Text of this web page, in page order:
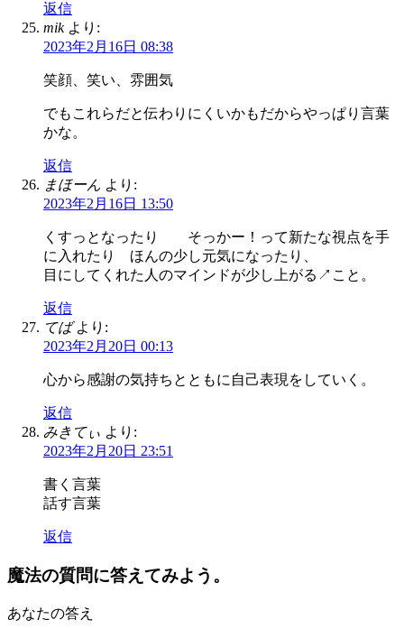
返信
mik より:
2023年2月16日 08:38
笑顔、笑い、雰囲気
でもこれらだと伝わりにくいかもだからやっぱり言葉
かな。
返信
まほーん より:
2023年2月16日 13:50
くすっとなったり そっかー！って新たな視点を手
に入れたり ほんの少し元気になったり、
目にしてくれた人のマインドが少し上がる↗︎こと。
返信
てば より:
2023年2月20日 00:13
心から感謝の気持ちとともに自己表現をしていく。
返信
みきてぃ より:
2023年2月20日 23:51
書く言葉
話す言葉
返信
魔法の質問に答えてみよう。
あなたの答え